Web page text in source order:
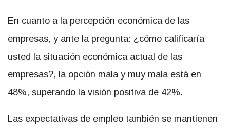
En cuanto a la percepción económica de las
empresas, y ante la pregunta: ¿cómo calificaría
usted la situación económica actual de las
empresas?, la opción mala y muy mala está en
48%, superando la visión positiva de 42%.
Las expectativas de empleo también se mantienen